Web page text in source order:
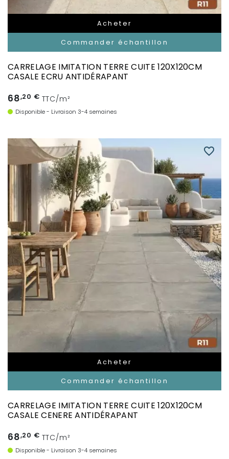
Acheter
Commander échantillon
CARRELAGE IMITATION TERRE CUITE 120X120CM
CASALE ECRU ANTIDÉRAPANT
68,20 € TTC/m²
Disponible - Livraison 3-4 semaines
Acheter
Commander échantillon
favorite_border
CARRELAGE IMITATION TERRE CUITE 120X120CM
CASALE CENERE ANTIDÉRAPANT
68,20 € TTC/m²
Disponible - Livraison 3-4 semaines